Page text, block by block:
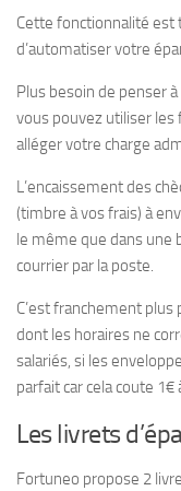
Cette fonctionnalité est
d’automatiser votre
Plus besoin de penser
vous pouvez utiliser
alléger votre charge
L’encaissement des
(timbre à vos frais) à
le même que dans une
courrier par la poste.
C’est franchement plus
dont les horaires ne
salariés, si les
parfait car cela coute
Les livrets
Fortuneo propose 2